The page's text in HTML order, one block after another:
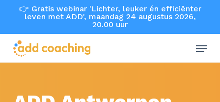
main
content
👉 Gratis webinar 'Lichter, leuker én efficiënter
leven met ADD', maandag 24 augustus 2026,
20.00 uur
Menu